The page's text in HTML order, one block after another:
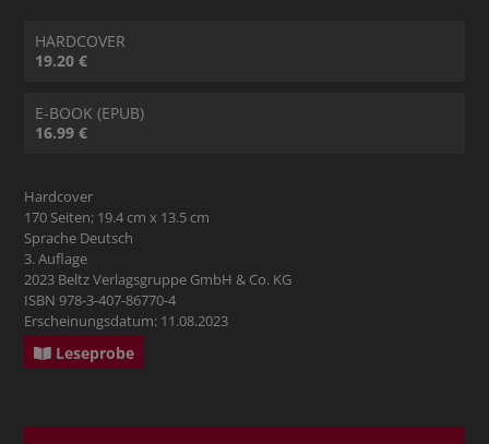
HARDCOVER
19.20 €
E-BOOK (EPUB)
16.99 €
Hardcover
170 Seiten; 19.4 cm x 13.5 cm
Sprache Deutsch
3. Auflage
2023 Beltz Verlagsgruppe GmbH & Co. KG
ISBN 978-3-407-86770-4
Erscheinungsdatum: 11.08.2023
Leseprobe